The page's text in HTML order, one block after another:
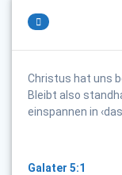
Christus hat uns
Bleibt also
einspannen in
Galater 5:1